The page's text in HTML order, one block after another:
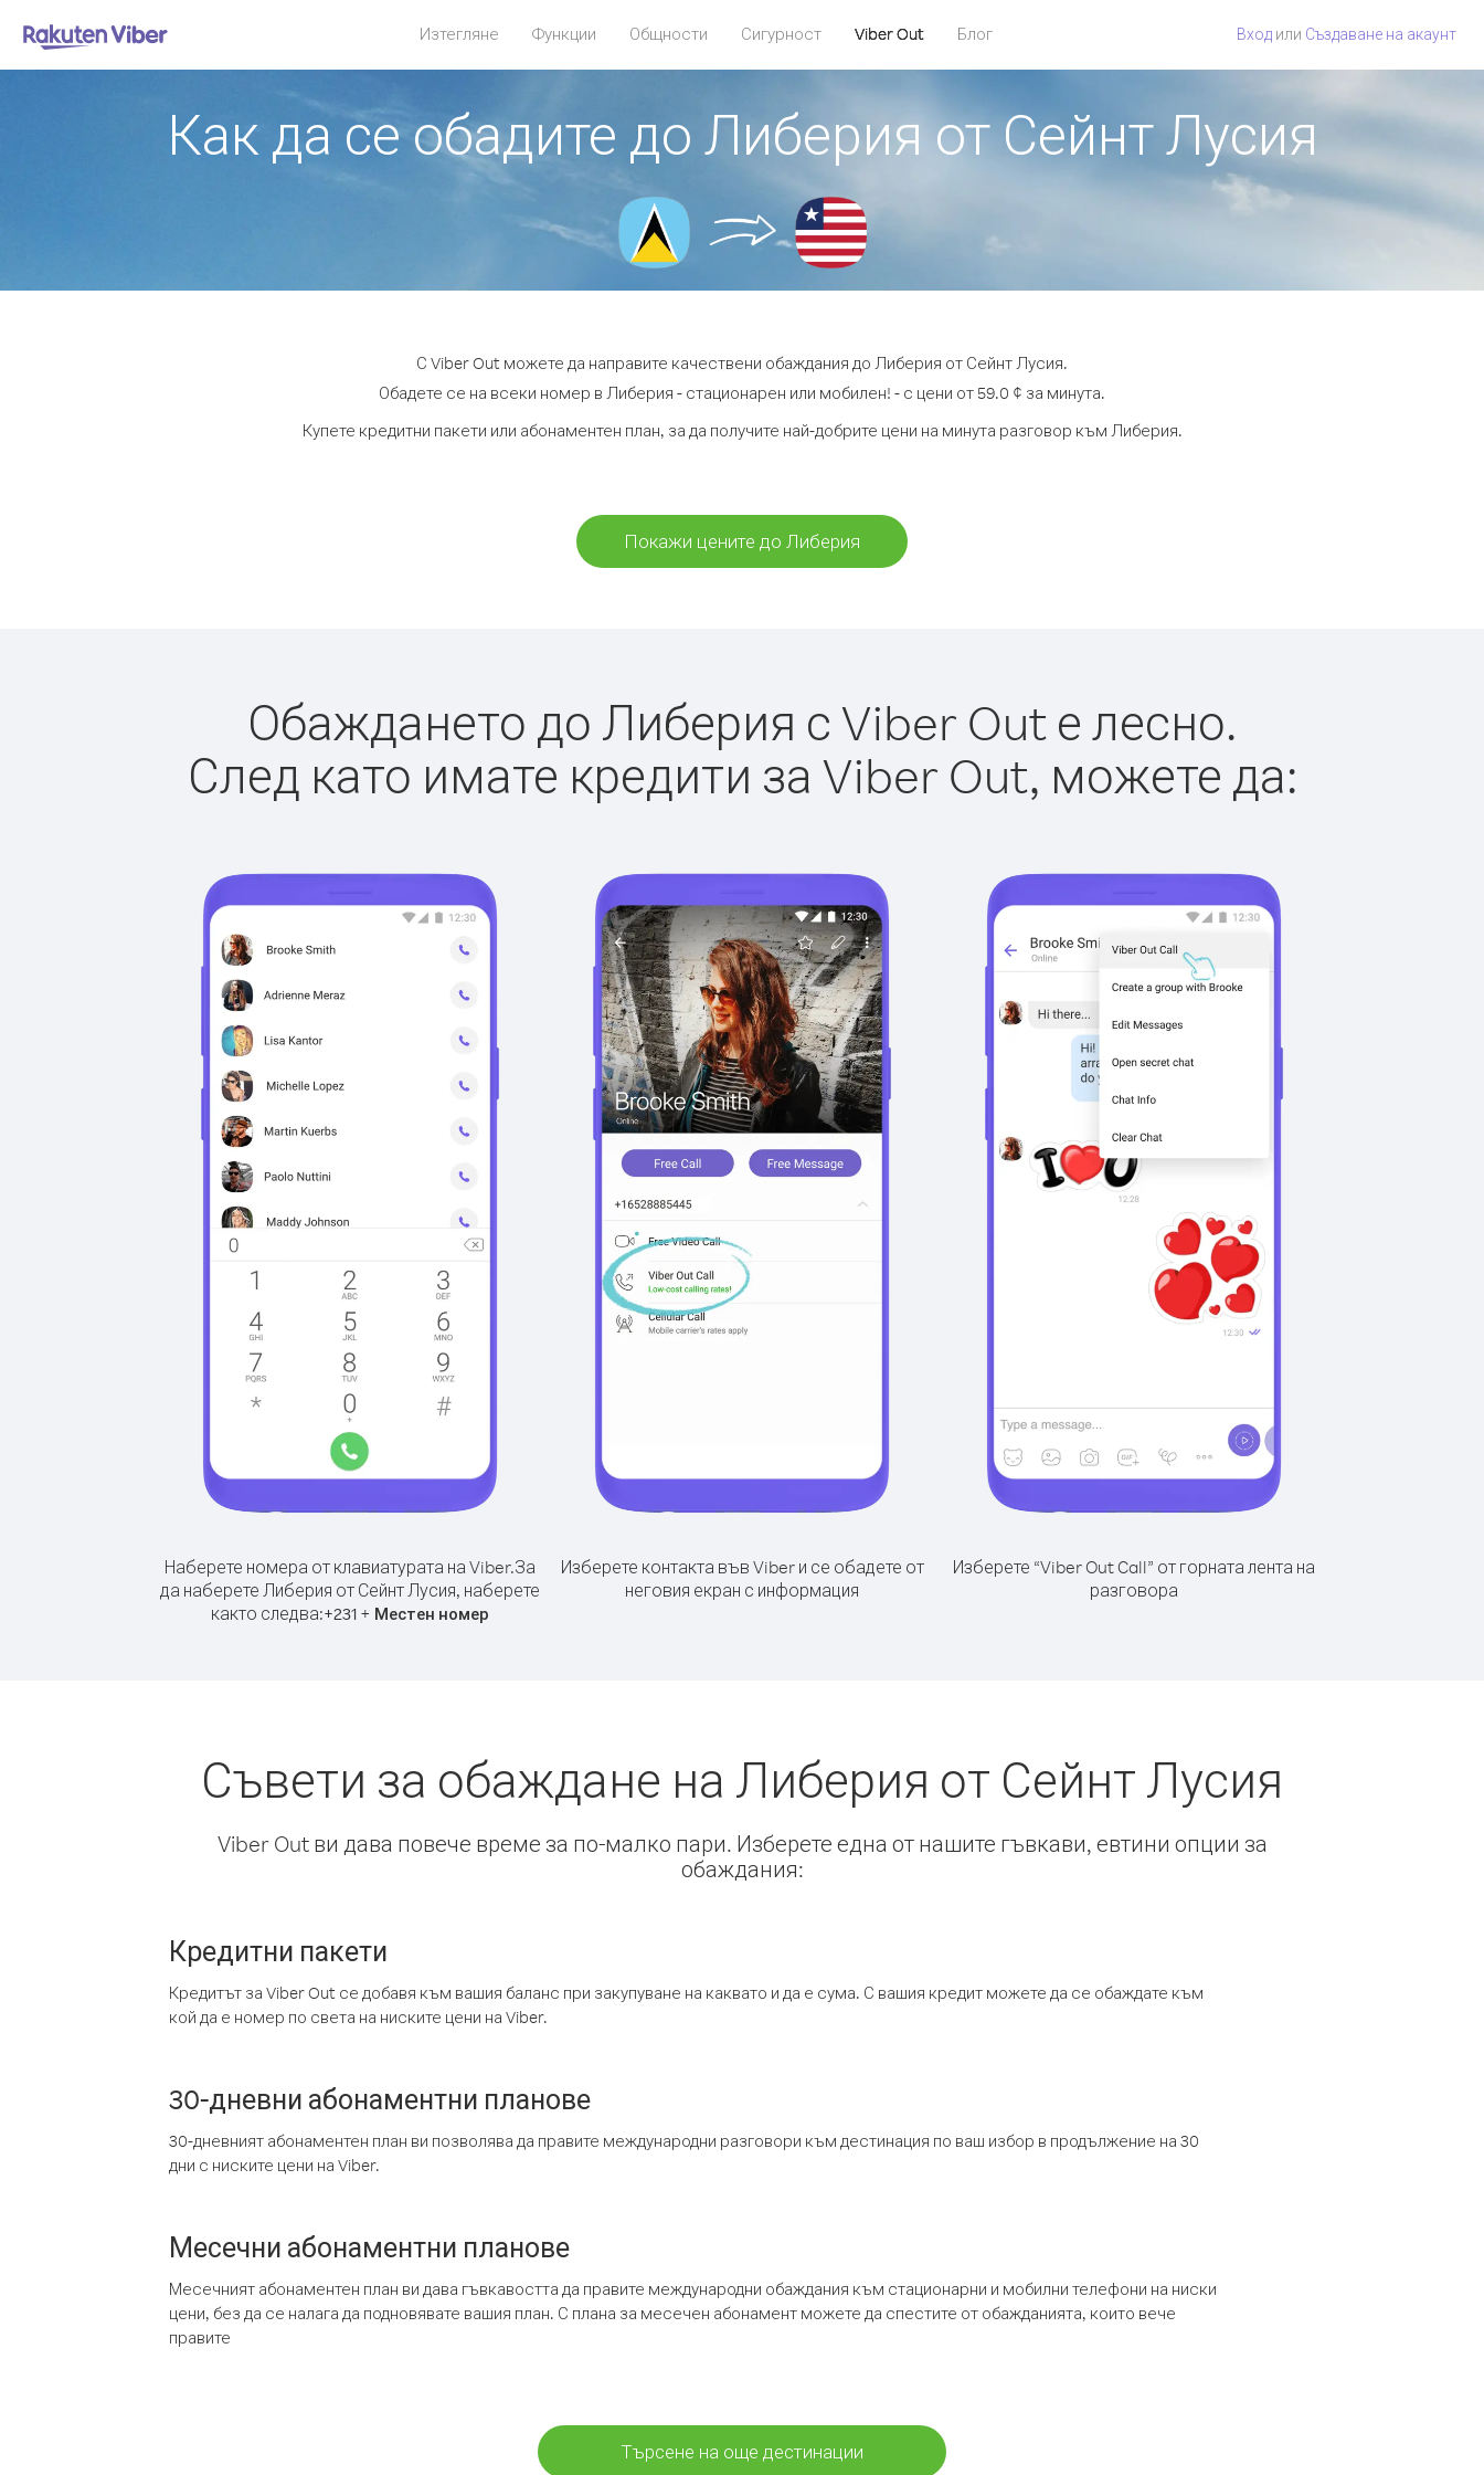
Изтегляне Функции Общности Сигурност Viber Out Блог Вход или Създаване на акаунт
Как да се обадите до Либерия от Сейнт Лусия
С Viber Out можете да направите качествени обаждания до Либерия от Сейнт Лусия.
Обадете се на всеки номер в Либерия - стационарен или мобилен! - с цени от 59.0 ¢ за минута.
Купете кредитни пакети или абонаментен план, за да получите най-добрите цени на минута разговор към Либерия.
Покажи цените до Либерия
Обаждането до Либерия с Viber Out е лесно.
След като имате кредити за Viber Out, можете да:
Наберете номера от клавиатурата на Viber.За
да наберете Либерия от Сейнт Лусия, наберете
както следва:+231 + Местен номер
Изберете контакта във Viber и се обадете от
неговия екран с информация
Изберете “Viber Out Call” от горната лента на
разговора
Съвети за обаждане на Либерия от Сейнт Лусия
Viber Out ви дава повече време за по-малко пари. Изберете една от нашите гъвкави, евтини опции за
обаждания:
Кредитни пакети
Кредитът за Viber Out се добавя към вашия баланс при закупуване на каквато и да е сума. С вашия кредит можете да се обаждате към
кой да е номер по света на ниските цени на Viber.
30-дневни абонаментни планове
30-дневният абонаментен план ви позволява да правите международни разговори към дестинация по ваш избор в продължение на 30
дни с ниските цени на Viber.
Месечни абонаментни планове
Месечният абонаментен план ви дава гъвкавостта да правите международни обаждания към стационарни и мобилни телефони на ниски
цени, без да се налага да подновявате вашия план. С плана за месечен абонамент можете да спестите от обажданията, които вече
правите
Търсене на още дестинации